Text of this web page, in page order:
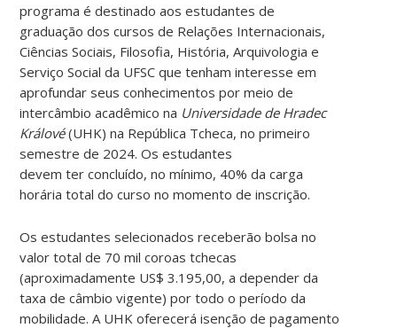
programa é destinado aos estudantes de
graduação dos cursos de Relações Internacionais,
Ciências Sociais, Filosofia, História, Arquivologia e
Serviço Social da UFSC que tenham interesse em
aprofundar seus conhecimentos por meio de
intercâmbio acadêmico na Universidade de Hradec
Králové(UHK) na República Tcheca, no primeiro
semestre de 2024. Os estudantes
devem ter concluído, no mínimo, 40% da carga
horária total do curso no momento de inscrição.
Os estudantes selecionados receberão bolsa no
valor total de 70 mil coroas tchecas
(aproximadamente US$ 3.195,00, a depender da
taxa de câmbio vigente) por todo o período da
mobilidade. A UHK oferecerá isenção de pagamento